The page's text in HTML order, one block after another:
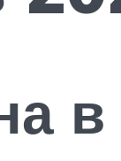
в